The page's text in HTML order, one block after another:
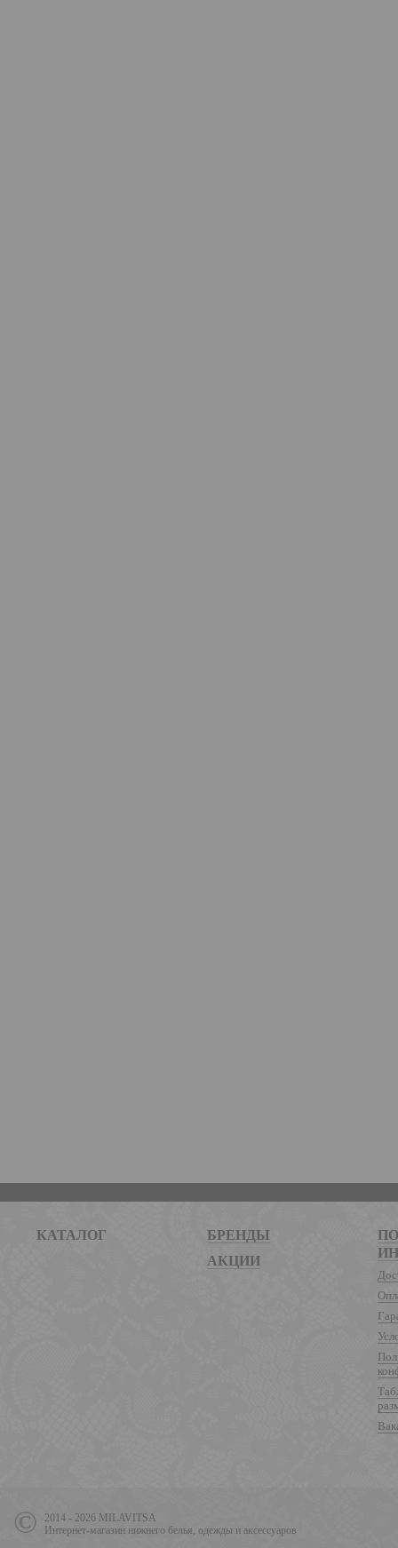
КАТАЛОГ
БРЕНДЫ
АКЦИИ
2014 - 2026 MILAVITSA
Интернет-магазин нижнего белья, одежды и аксессуаров